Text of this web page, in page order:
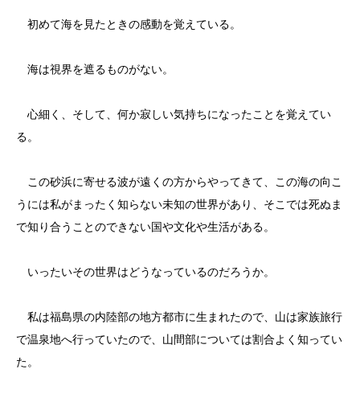
初めて海を見たときの感動を覚えている。
海は視界を遮るものがない。
心細く、そして、何か寂しい気持ちになったことを覚えてい
る。
この砂浜に寄せる波が遠くの方からやってきて、この海の向こ
うには私がまったく知らない未知の世界があり、そこでは死ぬま
で知り合うことのできない国や文化や生活がある。
いったいその世界はどうなっているのだろうか。
私は福島県の内陸部の地方都市に生まれたので、山は家族旅行
で温泉地へ行っていたので、山間部については割合よく知ってい
た。